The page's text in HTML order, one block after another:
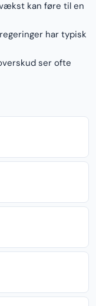
kan føre til en
har typisk
ser ofte